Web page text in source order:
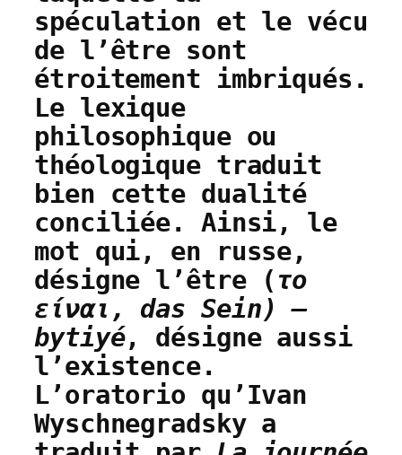
spéculation et le vécu
de l’être sont
étroitement imbriqués.
Le lexique
philosophique ou
théologique traduit
bien cette dualité
conciliée. Ainsi, le
mot qui, en russe,
désigne l’être ( το
είναι,
das Sein) –
bytiyé, désigne aussi
l’existence.
L’oratorio qu’Ivan
Wyschnegradsky a